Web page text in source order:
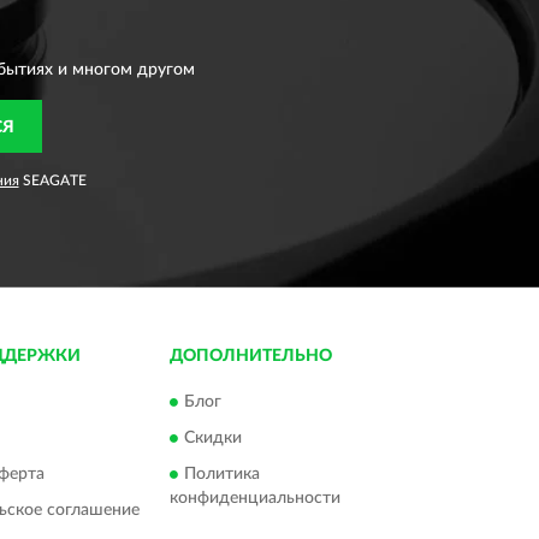
и многом другом
SEAGATE
соглашение
ДОПОЛНИТЕЛЬНО
Блог
Скидки
Политика
конфиденциальности